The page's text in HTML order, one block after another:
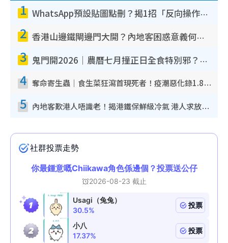
1 WhatsApp預設貼圖點刪？揭1招「反向操作」還原簡潔介面 附3步實測教學
2 香港山邊鐵閘邊門大開？內地客困惑意義何在！網民神回覆：呢種叫法理性防禦
3 鬼門開2026｜農曆七月撞正日全食特別邪？專家警告切忌做一事！揭4大禁忌+2招保平安
4 奪命寄生蟲｜食生菜狂瀉首現死者！疫潮惡化錄1.8萬宗病例 揭洗菜3大謬誤
5 內地客歎港人唔識老！揭港鐵保鮮級冷氣 港人求放過：咪投訴